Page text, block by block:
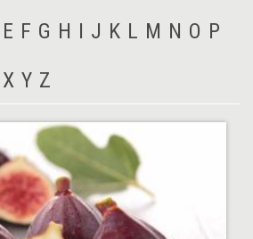
E F G H I J K L M N O P
X Y Z